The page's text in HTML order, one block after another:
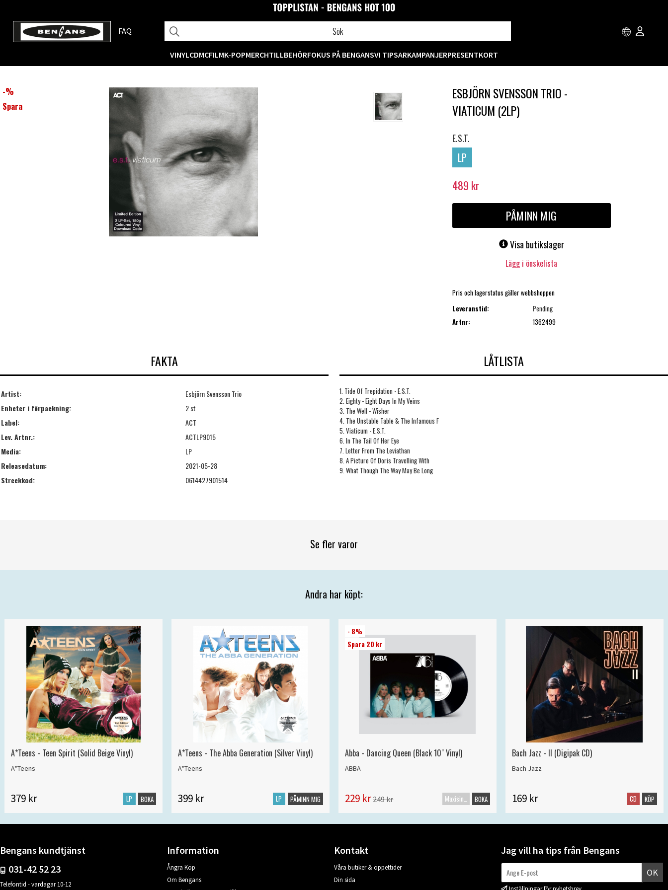
FAQ
VINYLCDMCFILMK-POPMERCHTILLBEHÖRFOKUS PÅ BENGANSVI TIPSARKAMPANJERPRESENTKORT
-%
Spara
ESBJÖRN SVENSSON TRIO -
VIATICUM (2LP)
E.S.T.
LP
489 kr
PÅMINN MIG
Visa butikslager
Lägg i önskelista
Pris och lagerstatus gäller webbshoppen
Leveranstid:
Pending
Artnr:
1362499
FAKTA
Artist:
Esbjörn Svensson Trio
Enheter i förpackning:
2 st
Label:
ACT
Lev. Artnr.:
ACTLP9015
Media:
LP
Releasedatum:
2021-05-28
Streckkod:
0614427901514
LÅTLISTA
1. Tide Of Trepidation - E.S.T.
2. Eighty - Eight Days In My Veins
3. The Well - Wisher
4. The Unstable Table & The Infamous F
5. Viaticum - E.S.T.
6. In The Tail Of Her Eye
7. Letter From The Leviathan
8. A Picture Of Doris Travelling With
9. What Though The Way May Be Long
Se fler varor
Andra har köpt:
A*Teens - Teen Spirit (Solid Beige Vinyl)
A*Teens
379 kr LP BOKA
A*Teens - The Abba Generation (Silver Vinyl)
A*Teens
399 kr LP PÅMINN MIG
- 8%
Spara 20 kr
Abba - Dancing Queen (Black 10" Vinyl)
ABBA
229 kr249 kr Maxisingel BOKA
Bach Jazz - II (Digipak CD)
Bach Jazz
169 kr CD KÖP
Bengans kundtjänst
031-42 52 23
Telefontid - vardagar 10-12
Information
Ångra Köp
Om Bengans
Kontakt
Våra butiker & öppettider
Din sida
Jag vill ha tips från Bengans
OK